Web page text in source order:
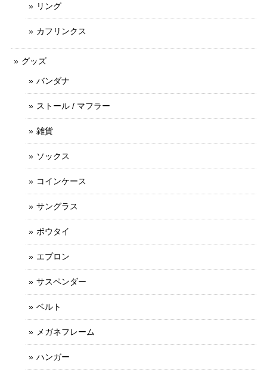
リング
カフリンクス
グッズ
バンダナ
ストール / マフラー
雑貨
ソックス
コインケース
サングラス
ボウタイ
エプロン
サスペンダー
ベルト
メガネフレーム
ハンガー